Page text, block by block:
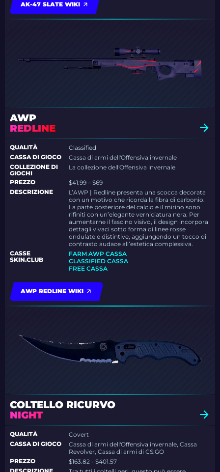
AK-47 SLATE WIKI
AWP
REDLINE
QUALITÀ
Classified
CASSA DI GIOCO
Cassa di armi dell'Offensiva invernale
COLLEZIONE DI
GIOCHI
La collezione dell'Offensiva invernale
PREZZO
$41.99 – $69
DESCRIZIONE
L’AWP | Redline presenta una scocca decorata
con un motivo che ricorda la fibra di carbonio.
La parte posteriore del calcio e il mirino sono
rifiniti con un’elegante verniciatura nera. Per
aumentarne il fascino visivo, il design incorpora
dettagli vivaci sotto forma di linee rosse
ondulate e distintive, aggiungendo un tocco di
contrasto audace all’estetica complessiva.
CASSE
SKIN.CLUB
FARM AWP CASSA
CLASSIFIED CASSA
FREE CASSA
AWP REDLINE WIKI
COLTELLO RICURVO
NIGHT
QUALITÀ
Covert
CASSA DI GIOCO
Cassa di armi dell'Offensiva invernale, Cassa
Revolver, Cassa di armi di CS:GO
PREZZO
$163.82 - $401.57